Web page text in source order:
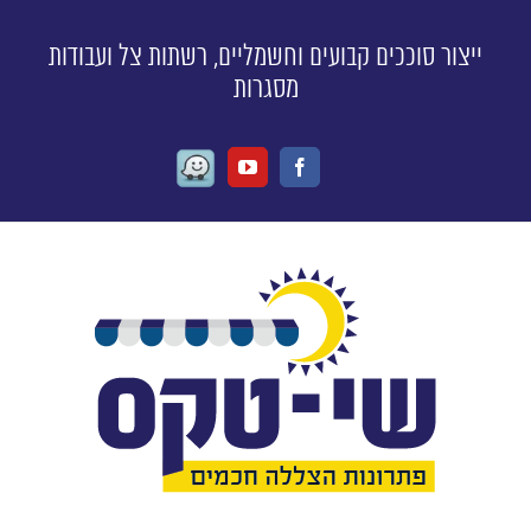
ייצור סוככים קבועים וחשמליים, רשתות צל ועבודות
מסגרות
Facebook
Youtube
Waze